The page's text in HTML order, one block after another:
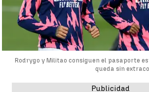
Rodrygo y Militao consiguen el pasaporte
queda sin